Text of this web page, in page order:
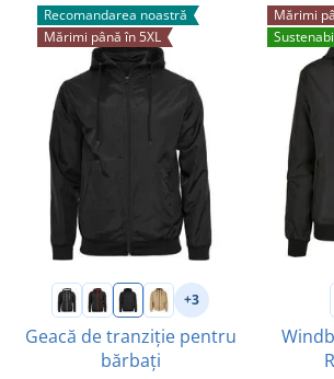
Recomandarea noastră
Mărimi până în 5XL
+3
Geacă de tranziție pentru
bărbați
Mărimi